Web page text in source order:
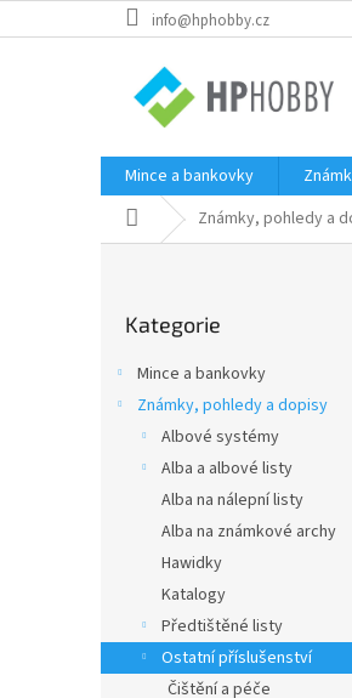
na
info@hphobby.cz
Mince a bankovky
Domů Známky, pohledy a
kategorie
Kategorie
Mince a bankovky
Známky, pohledy a dopisy
Albové systémy
Alba a albové listy
Alba na nálepní listy
Alba na známkové archy
Hawidky
Katalogy
Předtištěné listy
Ostatní příslušenství
Čištění a péče